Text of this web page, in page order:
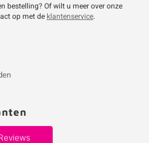
bestelling? Of wilt u meer over onze
op met deklantenservice.